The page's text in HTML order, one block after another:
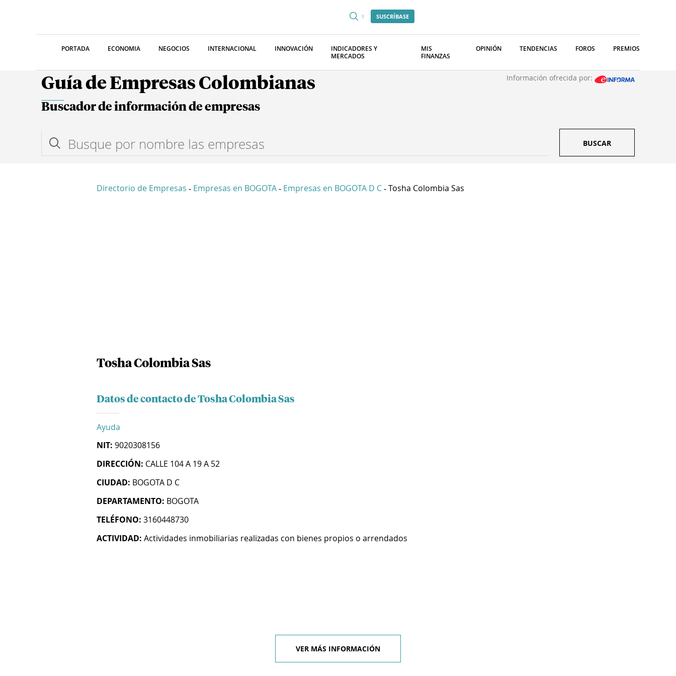
SUSCRÍBASE
PORTADA ECONOMIA NEGOCIOS INTERNACIONAL INNOVACIÓN
INDICADORES Y
MERCADOS
MIS
FINANZAS
OPINIÓN TENDENCIAS FOROS PREMIOS
Guía de Empresas Colombianas Información ofrecida por:
Buscador de información de empresas
BUSCAR
Directorio de Empresas - Empresas en BOGOTA - Empresas en BOGOTA D C - Tosha Colombia Sas
Tosha Colombia Sas
Datos de contacto de Tosha Colombia Sas
Ayuda
NIT: 9020308156
DIRECCIÓN: CALLE 104 A 19 A 52
CIUDAD: BOGOTA D C
DEPARTAMENTO: BOGOTA
TELÉFONO: 3160448730
ACTIVIDAD: Actividades inmobiliarias realizadas con bienes propios o arrendados
VER MÁS INFORMACIÓN